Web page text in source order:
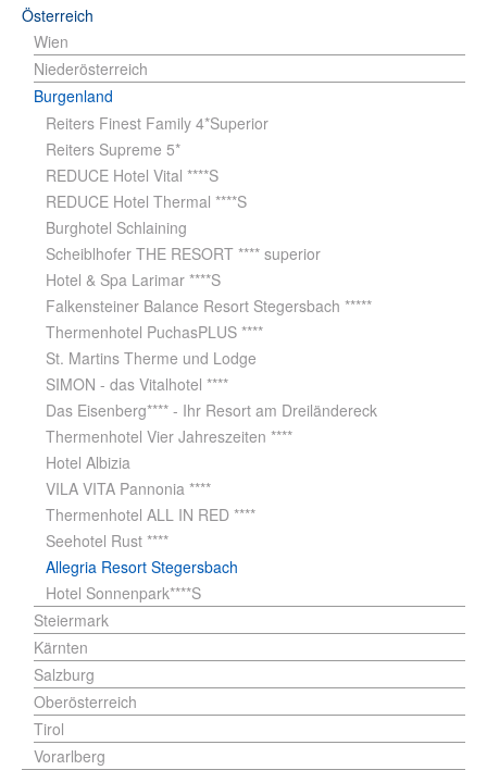
Österreich
Wien
Niederösterreich
Burgenland
Reiters Finest Family 4*Superior
Reiters Supreme 5*
REDUCE Hotel Vital ****S
REDUCE Hotel Thermal ****S
Burghotel Schlaining
Scheiblhofer THE RESORT **** superior
Hotel & Spa Larimar ****S
Falkensteiner Balance Resort Stegersbach *****
Thermenhotel PuchasPLUS ****
St. Martins Therme und Lodge
SIMON - das Vitalhotel ****
Das Eisenberg**** - Ihr Resort am Dreiländereck
Thermenhotel Vier Jahreszeiten ****
Hotel Albizia
VILA VITA Pannonia ****
Thermenhotel ALL IN RED ****
Seehotel Rust ****
Allegria Resort Stegersbach
Hotel Sonnenpark****S
Steiermark
Kärnten
Salzburg
Oberösterreich
Tirol
Vorarlberg